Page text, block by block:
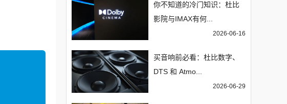
你不知道的冷门知识：杜比
影院与IMAX有何...
2026-06-16
买音响前必看：杜比数字、
DTS 和 Atmo...
2026-06-29